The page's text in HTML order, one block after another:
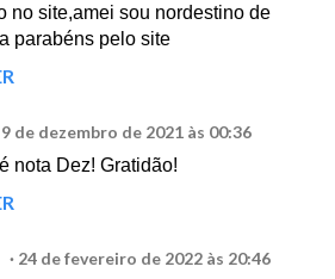
no site,amei sou nordestino de
parabéns pelo site
9 de dezembro de 2021 às 00:36
nota Dez! Gratidão!
24 de fevereiro de 2022 às 20:46